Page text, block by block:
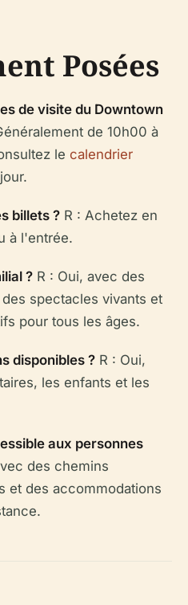
Posées
de visite du Downtown
de 10h00 à
le calendrier
billets ? R : Achetez en
à l'entrée.
? R : Oui, avec des
spectacles vivants et
pour tous les âges.
disponibles ? R : Oui,
les enfants et les
aux personnes
des chemins
et des accommodations